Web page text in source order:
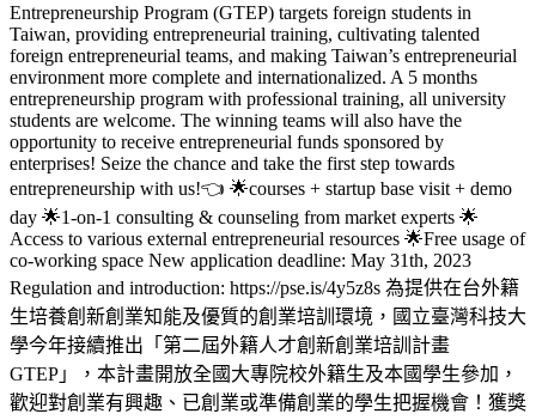
Entrepreneurship Program (GTEP) targets foreign students in
Taiwan, providing entrepreneurial training, cultivating talented
foreign entrepreneurial teams, and making Taiwan’s entrepreneurial
environment more complete and internationalized. A 5 months
entrepreneurship program with professional training, all university
students are welcome. The winning teams will also have the
opportunity to receive entrepreneurial funds sponsored by
enterprises! Seize the chance and take the first step towards
entrepreneurship with us!👈 🌟courses + startup base visit + demo
day 🌟1-on-1 consulting & counseling from market experts 🌟
Access to various external entrepreneurial resources 🌟Free usage of
co-working space New application deadline: May 31th, 2023
Regulation and introduction: https://pse.is/4y5z8s 為提供在台外籍
生培養創新創業知能及優質的創業培訓環境，國立臺灣科技大
學今年接續推出「第二屆外籍人才創新創業培訓計畫
GTEP」，本計畫開放全國大專院校外籍生及本國學生參加，
歡迎對創業有興趣、已創業或準備創業的學生把握機會！獲獎